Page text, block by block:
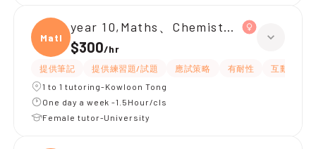
Maths
year 10,Maths、Chemistry、Biology
$300/hr
提供筆記 提供練習題/試題 應試策略 有耐性
互動教學
1 to 1 tutoring-Kowloon Tong
One day a week -1.5Hour/cls
Female tutor-University